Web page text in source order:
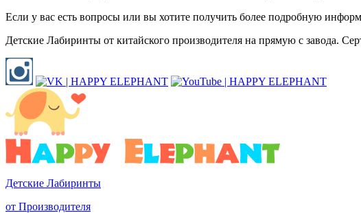
Если у вас есть вопросы или вы хотите получить более подробную
Детские Лабиринты от китайского производителя на прямую с завода.
Детские Лабиринты
от Производителя